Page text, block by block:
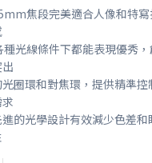
焦段完美適合人像和特
種光線條件下都能表現優秀
圈環和對焦環，提供精準
的光學設計有效減少色差